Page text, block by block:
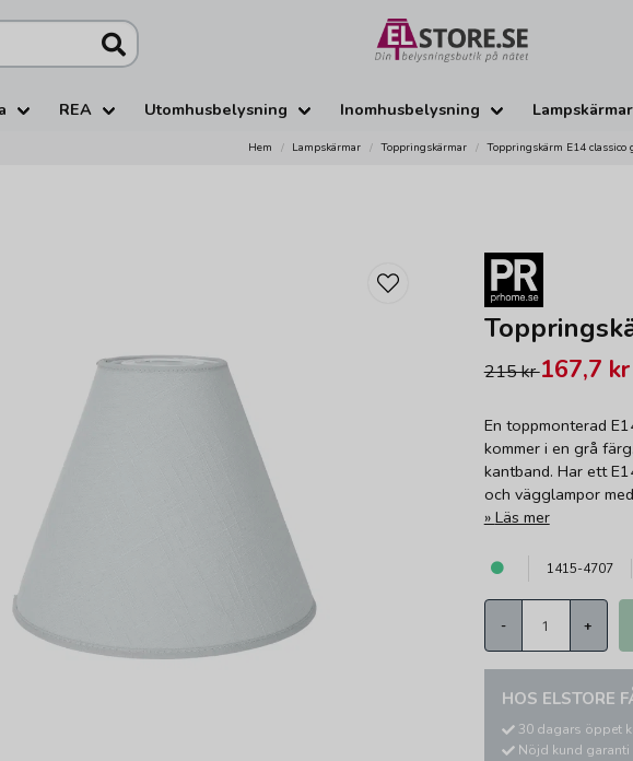
REA Utomhusbelysning Inomhusbelysning Lampskärmar
Hem Lampskärmar Toppringskärmar Toppringskärm E14 classico
215 kr167,7 kr
En toppmonterad
kommer i en grå
kantband. Har ett
och vägglampor
Läs mer
1415-4707
- +
HOS ELSTORE
30 dagars öppet
Nöjd kund garanti